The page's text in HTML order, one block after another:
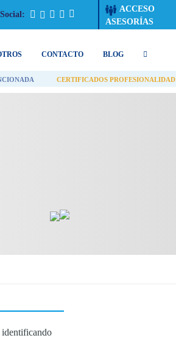
Social:
ACCESO
ASESORÍAS
CONTACTO BLOG
CERTIFICADOS PROFESIONALIDAD
identificando